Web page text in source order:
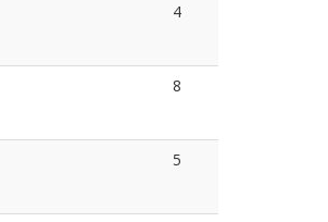
4
8
5